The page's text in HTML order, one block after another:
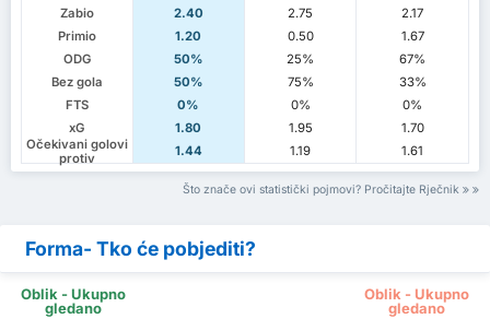
Zabio
2.40 2.75
2.17
Primio
1.20 0.50
1.67
ODG
50% 25%
67%
Bez gola
50% 75%
33%
FTS
0% 0%
0%
xG
1.80 1.95
1.70
Očekivani golovi
protiv
1.44 1.19 1.61
Što znače ovi statistički pojmovi? Pročitajte Rječnik
Forma- Tko će pobjediti?
Oblik - Ukupno
gledano
Oblik - Ukupno
gledano